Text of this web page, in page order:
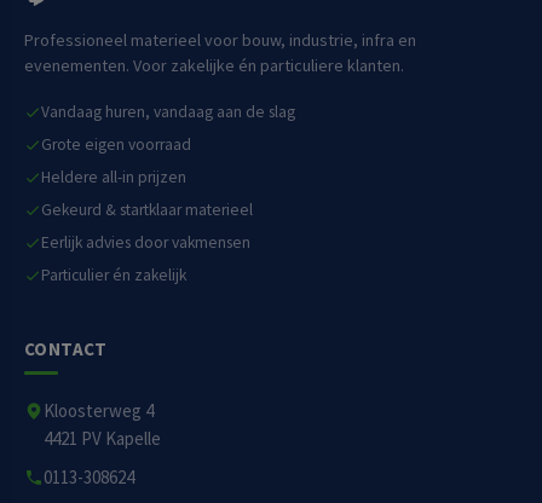
Professioneel materieel voor bouw, industrie, infra en
evenementen. Voor zakelijke én particuliere klanten.
Vandaag huren, vandaag aan de slag
Grote eigen voorraad
Heldere all-in prijzen
Gekeurd & startklaar materieel
Eerlijk advies door vakmensen
Particulier én zakelijk
CONTACT
Kloosterweg 4
4421 PV Kapelle
0113-308624